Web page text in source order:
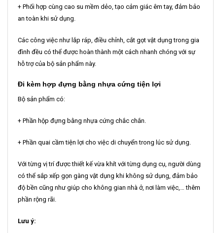
+ Phối hợp cùng cao su mềm dẻo, tạo cảm giác êm tay, đảm bảo
an toàn khi sử dụng.
Các công việc như lắp ráp, điều chỉnh, cắt gọt vật dụng trong gia
đình đều có thể được hoàn thành một cách nhanh chóng với sự
hỗ trợ của bộ sản phẩm này.
Đi kèm hợp đựng bằng nhựa cứng tiện lợi
Bộ sản phẩm có:
+ Phần hộp đựng bằng nhựa cứng chắc chắn.
+ Phần quai cầm tiện lợi cho việc di chuyển trong lúc sử dụng.
Với từng vị trí được thiết kế vừa khít với từng dụng cụ, người dùng
có thể sắp xếp gọn gàng vật dụng khi không sử dụng, đảm bảo
độ bền cũng như giúp cho không gian nhà ở, nơi làm việc,… thêm
phần rộng rãi.
Lưu ý: